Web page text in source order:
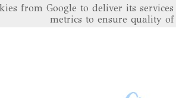
from Google to deliver its
metrics to ensure quality of